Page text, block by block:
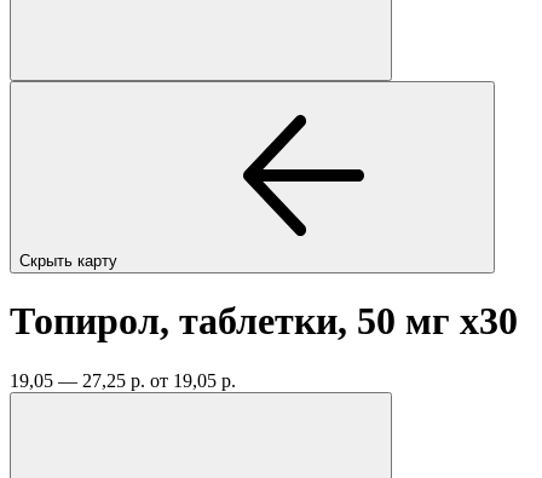
Скрыть карту
Топирол, таблетки, 50 мг x30
19,05 — 27,25 р. от 19,05 р.